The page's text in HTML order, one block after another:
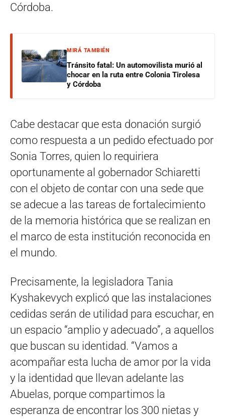
Córdoba.
MIRÁ TAMBIÉN
Tránsito fatal: Un automovilista murió al
chocar en la ruta entre Colonia Tirolesa
y Córdoba
Cabe destacar que esta donación surgió
como respuesta a un pedido efectuado por
Sonia Torres, quien lo requiriera
oportunamente al gobernador Schiaretti
con el objeto de contar con una sede que
se adecue a las tareas de fortalecimiento
de la memoria histórica que se realizan en
el marco de esta institución reconocida en
el mundo.
Precisamente, la legisladora Tania
Kyshakevych explicó que las instalaciones
cedidas serán de utilidad para escuchar, en
un espacio “amplio y adecuado”, a aquellos
que buscan su identidad. “Vamos a
acompañar esta lucha de amor por la vida
y la identidad que llevan adelante las
Abuelas, porque compartimos la
esperanza de encontrar los 300 nietas y